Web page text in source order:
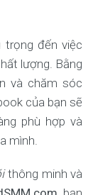
trọng đến việc
lượng. Bằng
và chăm sóc
của bạn sẽ
phù hợp và
mình.
thông minh và